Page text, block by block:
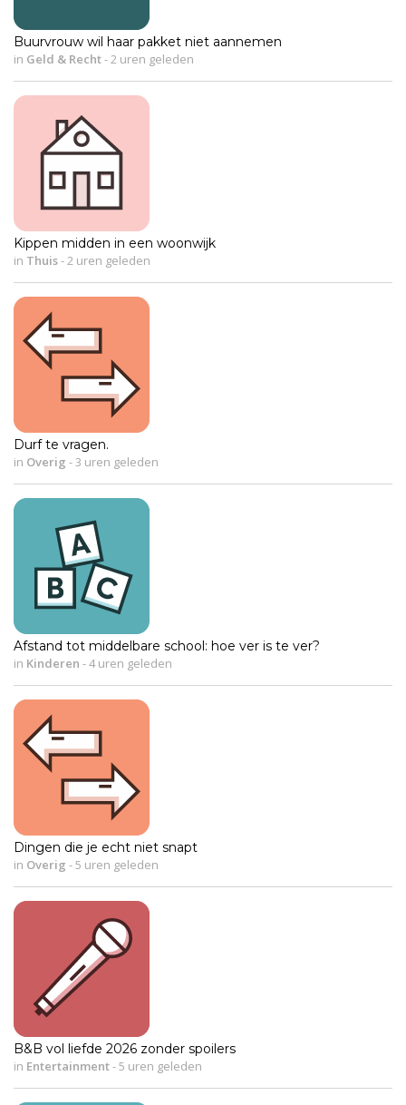
Buurvrouw wil haar pakket niet aannemen
in Geld & Recht-2 uren geleden
Kippen midden in een woonwijk
in Thuis-2 uren geleden
Durf te vragen.
in Overig -3 uren geleden
Afstand tot middelbare school: hoe ver is te ver?
in Kinderen -4 uren geleden
Dingen die je echt niet snapt
in Overig -5 uren geleden
B&B vol liefde 2026 zonder spoilers
in Entertainment-5 uren geleden